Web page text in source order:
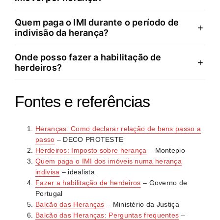
primeira habitação.
Normalmente não. No entanto, se numa partilha
receber um quinhão superior à sua quota-parte e
pode estar sujeita a IMT.
Quem paga o IMI durante o período de
indivisão da herança?
+
Durante a indivisão, é o cabeça de casal quem paga o
IMI, embora os custos sejam posteriormente repartidos
responsável pelo IMI da sua quota-parte.
Onde posso fazer a habilitação de
herdeiros?
+
Registos e Notariado), em cartório notarial ou através
das Heranças é a opção mais completa por centralizar
vários serviços.
Fontes e referências
Heranças: Como declarar relação de bens passo a
passo – DECO PROTESTE
Herdeiros: Imposto sobre herança – Montepio
Quem paga o IMI dos imóveis numa herança
indivisa – idealista
Fazer a habilitação de herdeiros – Governo de
Portugal
Balcão das Heranças – Ministério da Justiça
Balcão das Heranças: Perguntas frequentes –